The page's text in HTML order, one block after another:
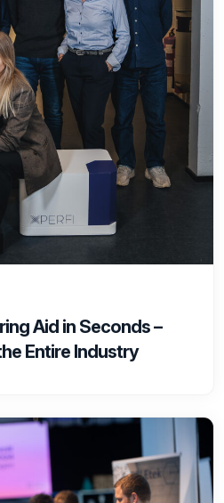
Aid in Seconds –
Entire Industry